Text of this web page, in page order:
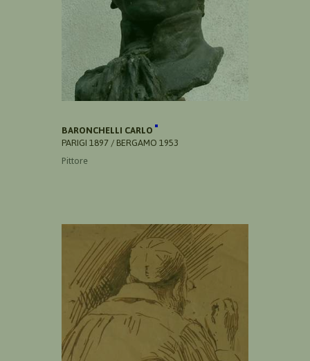
BARONCHELLI CARLO
PARIGI 1897 / BERGAMO 1953
Pittore